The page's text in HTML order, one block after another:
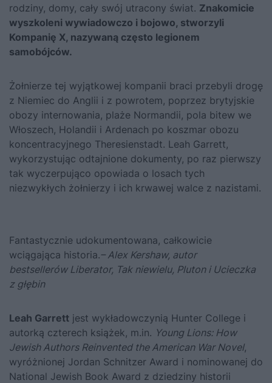
rodziny, domy, cały swój utracony świat. Znakomicie
wyszkoleni wywiadowczo i bojowo, stworzyli
Kompanię X, nazywaną często legionem
samobójców.
Żołnierze tej wyjątkowej kompanii braci przebyli drogę
z Niemiec do Anglii i z powrotem, poprzez brytyjskie
obozy internowania, plaże Normandii, pola bitew we
Włoszech, Holandii i Ardenach po koszmar obozu
koncentracyjnego Theresienstadt. Leah Garrett,
wykorzystując odtajnione dokumenty, po raz pierwszy
tak wyczerpująco opowiada o losach tych
niezwykłych żołnierzy i ich krwawej walce z nazistami.
Fantastycznie udokumentowana, całkowicie
wciągająca historia.– Alex Kershaw, autor
bestsellerów Liberator, Tak niewielu, Plutoni Ucieczka
z głębin
Leah Garrett jest wykładowczynią Hunter College i
autorką czterech książek, m.in. Young Lions: How
Jewish Authors Reinvented the American War Novel,
wyróżnionej Jordan Schnitzer Award i nominowanej do
National Jewish Book Award z dziedziny historii